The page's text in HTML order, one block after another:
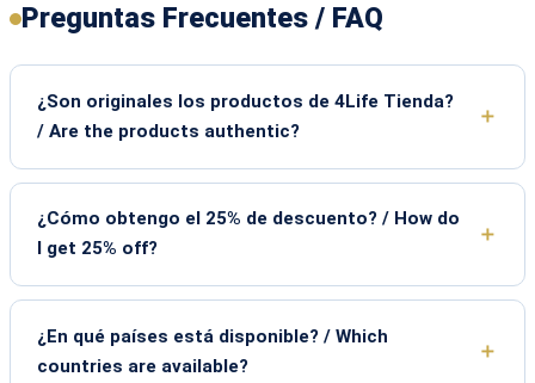
Preguntas Frecuentes / FAQ
¿Son originales los productos de 4Life Tienda?
/ Are the products authentic?
¿Cómo obtengo el 25% de descuento? / How do
I get 25% off?
¿En qué países está disponible? / Which
countries are available?